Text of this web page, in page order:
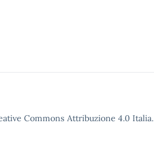
Commons Attribuzione 4.0 Italia.